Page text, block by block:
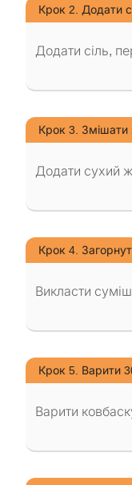
Крок 2. Додати
Додати сіль,
Крок 3. Змішати
Додати сухий
Крок 4.
Викласти
Крок 5. Варити
Варити